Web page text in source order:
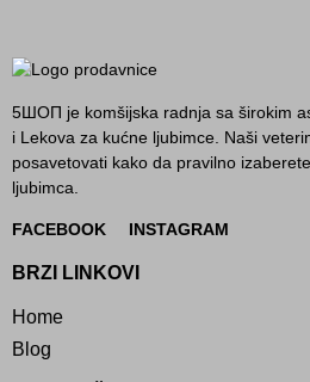
5ШОП je komšijska radnja sa širokim
i Lekova za kućne ljubimce. Naši
posavetovati kako da pravilno
ljubimca.
FACEBOOK INSTAGRAM
BRZI LINKOVI
Home
Blog